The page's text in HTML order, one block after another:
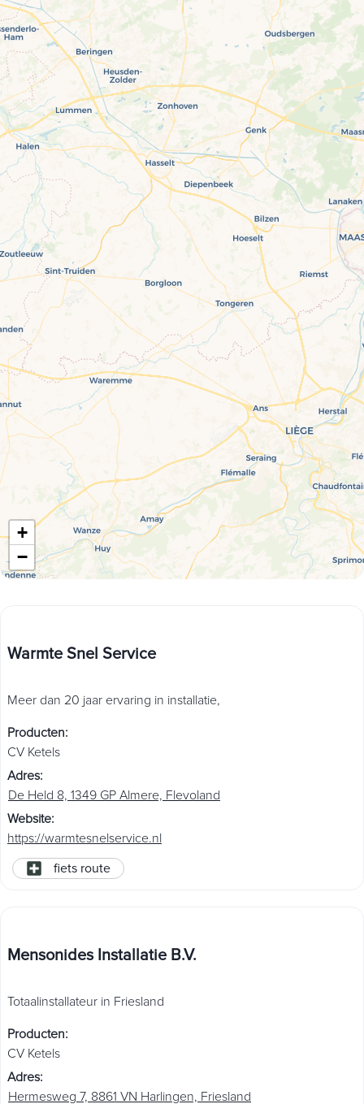
+
−
Warmte Snel Service
Meer dan 20 jaar ervaring in installatie,
Producten:
CV Ketels
Adres:
De Held 8, 1349 GP Almere, Flevoland
Website:
https://warmtesnelservice.nl
fiets route
Mensonides Installatie B.V.
Totaalinstallateur in Friesland
Producten:
CV Ketels
Adres:
Hermesweg 7, 8861 VN Harlingen, Friesland